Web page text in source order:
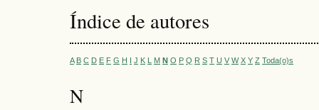
Índice de autores
A B C D E F G H I J K L M N O P Q R S T U V W X Y Z Toda(o)s
N